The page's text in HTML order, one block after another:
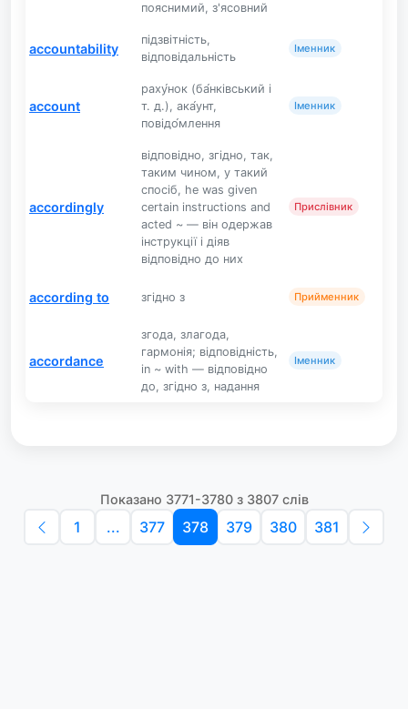
пояснимий, з'ясовний
accountability
підзвітність,
відповідальність
Іменник
account
раху́нок (ба́нківський і
т. д.), ака́унт,
повідо́млення
Іменник
accordingly
відповідно, згідно, так,
таким чином, у такий
спосіб, he was given
certain instructions and
acted ~ — він одержав
інструкції і діяв
відповідно до них
Прислівник
according to згідно з Прийменник
accordance
згода, злагода,
гармонія; відповідність,
in ~ with — відповідно
до, згідно з, надання
Іменник
Показано 3771-3780 з 3807 слів
1 ... 377 378 379 380 381